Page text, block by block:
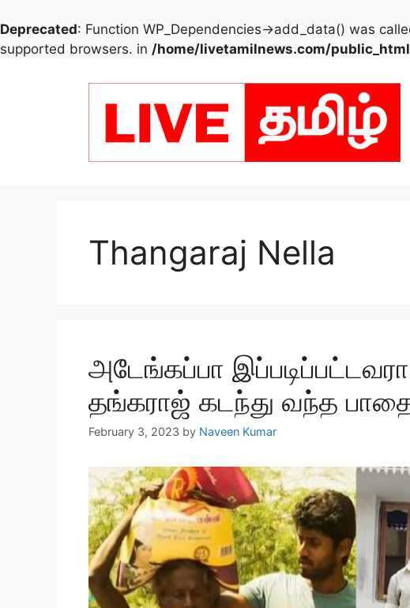
Deprecated: Function WP_Dependencies->add_data() was
supported browsers. in /home/livetamilnews.com/
Thangaraj Nella
அடேங்கப்பா
தங்கராஜ் கடந்து வந்த
February 3, 2023 by Naveen Kumar